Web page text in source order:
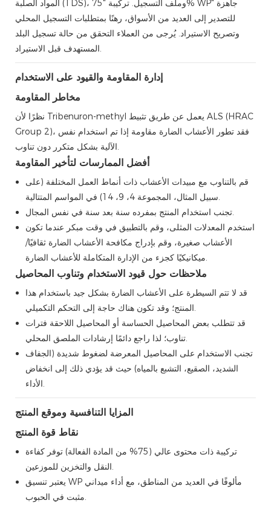
المواد الصلبة (TDS)، وملف التسجيل. تركيبة "75% WP" جاهزة
للتصدير إلى العديد من الأسواق، رهنًا بمتطلبات التسجيل المحلي
وتصريح الاستيراد. يُرجى من العملاء التحقق من حالة تسجيل البلد
المستهدف قبل الاستيراد.
إدارة المقاومة والقيود على الاستخدام
مخاطر المقاومة
نظرًا لأن Tribenuron-methyl يعمل عن طريق تثبيط ALS (HRAC
Group 2)، فقد تطور الأعشاب الضارة مقاومة إذا تم استخدام نفس
الآلية بشكل متكرر دون تناوب.
أفضل الممارسات لتأخير المقاومة
قم بالتناوب مع مبيدات الأعشاب ذات أنماط العمل المختلفة (على
سبيل المثال، المجموعة 4، 9، 14) في المواسم المتتالية.
تجنب استخدام المنتج بمفرده سنة بعد سنة في نفس المجال.
استخدم المعدلات المثلى، وقم بالتطبيق في وقت مبكر عندما تكون
الأعشاب صغيرة، وقم بإدراج مكافحة الأعشاب الضارة ثقافيًا/
ميكانيكيًا كجزء من الإدارة المتكاملة للأعشاب الضارة.
ملاحظات حول قيود الاستخدام وتناوب المحاصيل
قد لا تتم السيطرة على الأعشاب الضارة بشكل جيد باستخدام هذا
المنتج؛ وقد تكون هناك حاجة إلى التحكم التكميلي.
قد تتطلب بعض المحاصيل الحساسة أو المحاصيل اللاحقة فترات
تناوب؛ لذا راجع دائمًا إرشادات الملصق المحلي.
تجنب الاستخدام على المحاصيل المعرضة لضغوط شديدة (الجفاف
الشديد، الصقيع، التشبع بالمياه) حيث قد يؤدي ذلك إلى انخفاض
الأداء.
المزايا التنافسية وموقع المنتج
نقاط قوة المنتج
تركيبة ذات محتوى عالي (75% من المادة الفعالة) توفر كفاءة
النقل والتخزين للموزعين.
يعتبر تنسيق WP مألوفًا في العديد من المناطق، مع أداء ميداني
مثبت في الحبوب.